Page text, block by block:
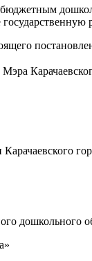
дошкольного